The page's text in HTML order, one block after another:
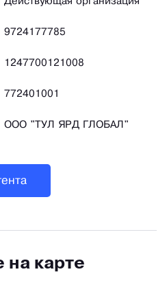
9724177785
1247700121008
772401001
ООО "ТУЛ ЯРД ГЛОБАЛ"
на карте